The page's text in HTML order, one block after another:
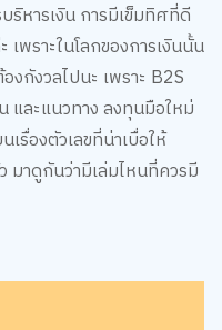
ริหารเงิน การมีเข็มทิศที่ดี
เพราะในโลกของการเงินนั้น
กังวลไปนะ เพราะ B2S
และแนวทาง ลงทุนมือใหม่
เรื่องตัวเลขที่น่าเบื่อให้
มาดูกันว่ามีเล่มไหนที่ควรมี